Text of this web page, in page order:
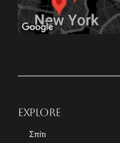
EXPLORE
Σπίτι